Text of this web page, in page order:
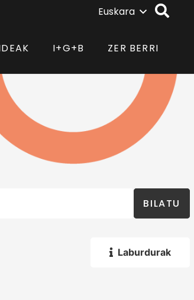
Euskara
I+G+B ZER BERRI
BILATU
Laburdurak